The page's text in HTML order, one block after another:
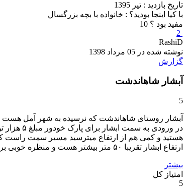
تاریخ بازدید : تیر 1395
با کیا اینجا بودید؟ : خانواده با بچه بزرگسال
مفید بود ؟ 10
2
RashiD
نوشته شده در 05 مرداد 1398
گزارش
آبشار شاهاندشت
5
آبشار روستای شاهاندشت که نرسیده به شهر آمل هست و از تهران تقریبا
هستید و کمی هم از ارتفاع میترسید مسیر سمت راست
ارتفاع ابشار تقریبا ۵۰ متر بیشتر هست و منظره خوبی برای عکس گرفتنه
بیشتر
امتیاز کل
5